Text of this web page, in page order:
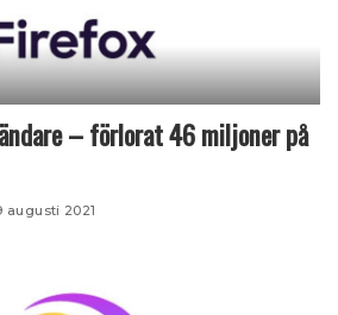
– förlorat 46 miljoner på
augusti 2021